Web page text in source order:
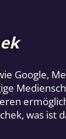
Google,
was ist